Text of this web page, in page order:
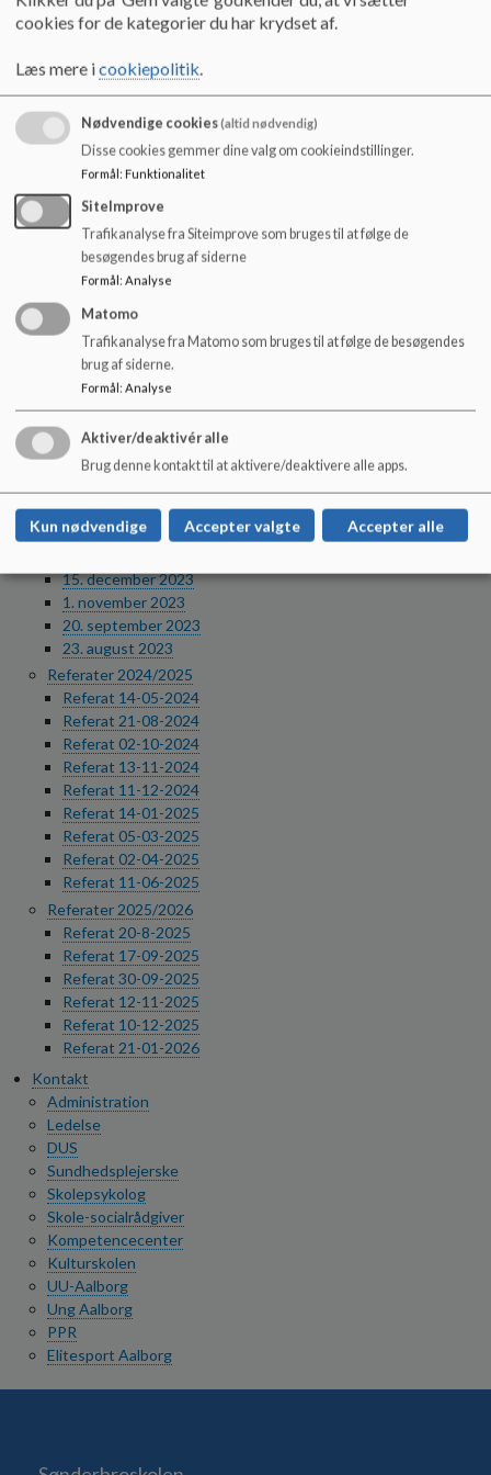
Referater fra tidligere skoleår
29. september 2021
2. november 2021
16. december 2021
26. januar 2022
9. marts 2022
18. maj 2022
30. maj 2022
15. juni 2022
24. august 2022
21. september 2022
8. marts 2023
19. april 2023
17. maj 2023
14. juni 2023
Referater 2023/2024
Mødedatoer skoleåret 23/24
27. juni 2024
15. maj 2024
3. marts 2024
15. december 2023
1. november 2023
20. september 2023
23. august 2023
Referater 2024/2025
Referat 14-05-2024
Referat 21-08-2024
Referat 02-10-2024
Referat 13-11-2024
Referat 11-12-2024
Referat 14-01-2025
Referat 05-03-2025
Referat 02-04-2025
Referat 11-06-2025
Referater 2025/2026
Referat 20-8-2025
Referat 17-09-2025
Referat 30-09-2025
Referat 12-11-2025
Referat 10-12-2025
Referat 21-01-2026
Kontakt
Administration
Ledelse
DUS
Sundhedsplejerske
Skolepsykolog
Skole-socialrådgiver
Kompetencecenter
Kulturskolen
UU-Aalborg
Ung Aalborg
PPR
Elitesport Aalborg
cookies for de kategorier du har krydset af.
Læs mere icookiepolitik.
Nødvendige cookies(altid nødvendig)
Disse cookies gemmer dine valg om cookieindstillinger.
Formål: Funktionalitet
SiteImprove
Trafikanalyse fra Siteimprove som bruges til at følge de
besøgendes brug af siderne
Formål : Analyse
Matomo
Trafikanalyse fra Matomo som bruges til at følge de besøgendes
brug af siderne.
Formål: Analyse
Aktiver/deaktivér alle
Brug denne kontakt til at aktivere/deaktivere alle apps.
Kun nødvendige Accepter valgte Accepter alle